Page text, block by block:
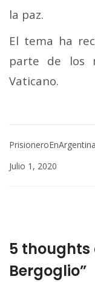
la paz.
El tema ha
parte de los
Vaticano.
Julio 1, 2020
5 thoughts
Bergoglio”